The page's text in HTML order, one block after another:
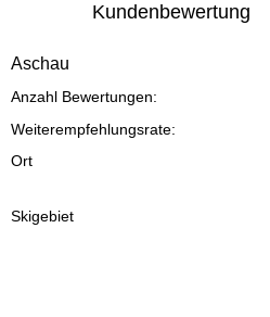
Kundenbewertung
Aschau
Anzahl Bewertungen:
Weiterempfehlungsrate:
Ort
Skigebiet